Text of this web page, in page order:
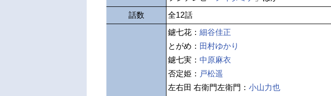
話数 全12話
鑢七花： 細谷佳正
とがめ： 田村ゆかり
鑢七実： 中原麻衣
否定姫： 戸松遥
左右田 右衛門左衛門： 小山力也